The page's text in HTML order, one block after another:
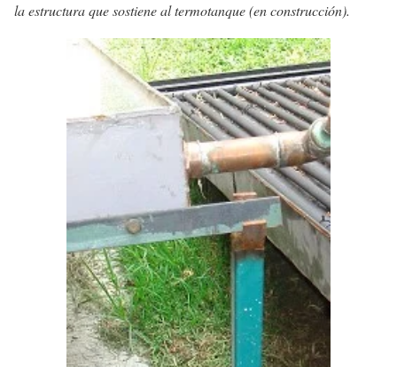
la estructura que sostiene al termotanque (en construcción).